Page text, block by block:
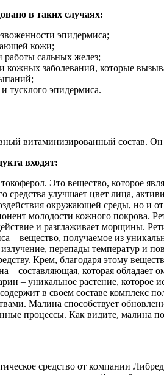
в таких случаях:
эпидермиса;
кожи;
работы сальных желез;
кожных заболеваний, которые
тусклого эпидермиса.
витаминизированный состав.
входят:
Это вещество, которое
средства улучшает цвет лица,
окружающей среды, но и
молодости кожного покрова.
и разглаживает морщины.
– вещество, получаемое из
излучение, перепады температур и
Крем, благодаря этому
– составляющая, которая
– уникальное растение, которое
в своем составе комплекс
Малина способствует
процессы. Как видите, малина
средство от компании